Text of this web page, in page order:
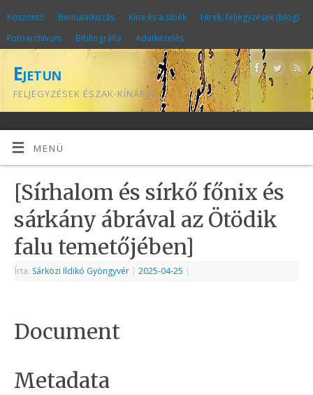
Köszöntő Bemutatkozás Kína és a sibék
Hírek, feljegyzések (blog)
Fotóarchívum
Bibliográfia Adatkezelés
Ejetun
FELJEGYZÉSEK ÉSZAK-KÍNÁRÓL
MENÜ
[Sírhalom és sírkő főnix és
sárkány ábrával az Ötödik
falu temetőjében]
Írta: Sárközi Ildikó Gyöngyvér | 2025-04-25 |
Document
Metadata